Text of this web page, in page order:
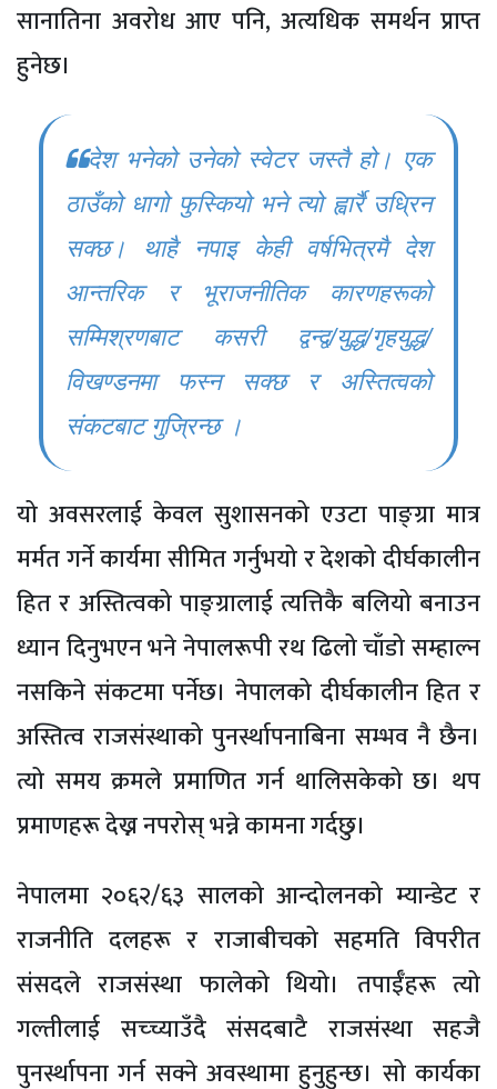
सानातिना अवरोध आए पनि, ‍अत्यधिक समर्थन प्राप्त
हुनेछ।
देश भनेको उनेको स्वेटर जस्तै हो। एक
ठाउँको धागो फुस्कियो भने त्यो ह्वार्रै उध्रिन
सक्छ। थाहै नपाइ केही वर्षभित्रमै देश
आन्तरिक र भूराजनीतिक कारणहरूको
सम्मिश्रणबाट कसरी द्वन्द्व/युद्ध/गृहयुद्ध/
विखण्डनमा फस्न सक्छ र अस्तित्वको
संकटबाट गुज्रिन्छ ।
यो अवसरलाई केवल सुशासनको एउटा पाङ्ग्रा मात्र
मर्मत गर्ने कार्यमा सीमित गर्नुभयो र देशको दीर्घकालीन
हित र अस्तित्वको पाङ्ग्रालाई त्यत्तिकै बलियो बनाउन
ध्यान दिनुभएन भने नेपालरूपी रथ ढिलो चाँडो सम्हाल्न
नसकिने संकटमा पर्नेछ। नेपालको दीर्घकालीन हित र
अस्तित्व राजसंस्थाको पुनर्स्थापनाबिना सम्भव नै छैन।
त्यो समय क्रमले प्रमाणित गर्न थालिसकेको छ। थप
प्रमाणहरू देख्न नपरोस् भन्ने कामना गर्दछु।
नेपालमा २०६२/६३ सालको आन्दोलनको म्यान्डेट र
राजनीति दलहरू र राजाबीचको सहमति विपरीत
संसदले राजसंस्था फालेको थियो। तपाईँहरू त्यो
गल्तीलाई सच्च्याउँदै संसदबाटै राजसंस्था सहजै
पुनर्स्थापना गर्न सक्ने अवस्थामा हुनुहुन्छ। सो कार्यका